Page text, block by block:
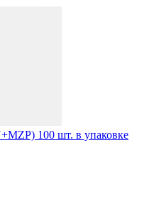
100 шт. в упаковке